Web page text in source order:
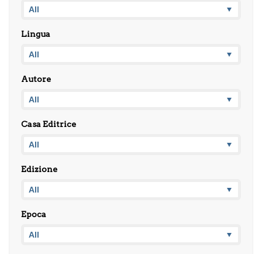
Lingua
Autore
Casa Editrice
Edizione
Epoca